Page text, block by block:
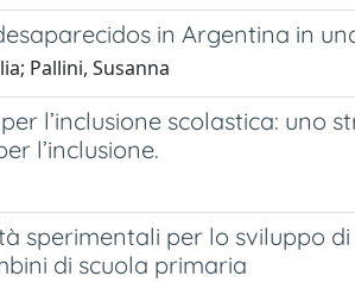
in Argentina in
Pallini, Susanna
l’inclusione scolastica: uno
l’inclusione.
sperimentali per lo sviluppo
di scuola primaria